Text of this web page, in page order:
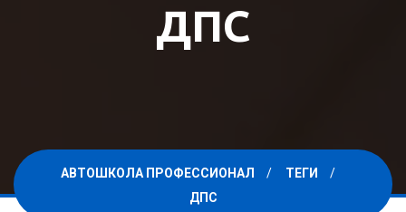
ДПС
АВТОШКОЛА ПРОФЕССИОНАЛ
ТЕГИ
ДПС